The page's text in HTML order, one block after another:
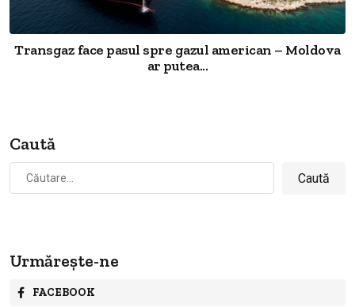
Transgaz face pasul spre gazul american – Moldova
ar putea...
Caută
după:
Urmărește-ne
FACEBOOK